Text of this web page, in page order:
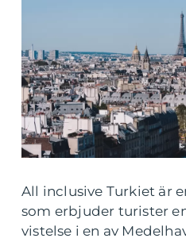
All inclusive Turkiet är
som erbjuder turister
vistelse i en av